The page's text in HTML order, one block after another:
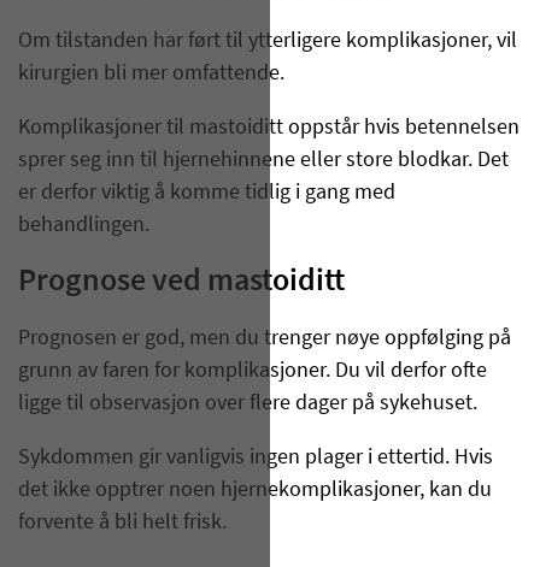
Om tilstanden har ført til ytterligere komplikasjoner, vil
kirurgien bli mer omfattende.
Komplikasjoner til mastoiditt oppstår hvis betennelsen
sprer seg inn til hjernehinnene eller store blodkar. Det
er derfor viktig å komme tidlig i gang med
behandlingen.
Prognose ved mastoiditt
Prognosen er god, men du trenger nøye oppfølging på
grunn av faren for komplikasjoner. Du vil derfor ofte
ligge til observasjon over flere dager på sykehuset.
Sykdommen gir vanligvis ingen plager i ettertid. Hvis
det ikke opptrer noen hjernekomplikasjoner, kan du
forvente å bli helt frisk.